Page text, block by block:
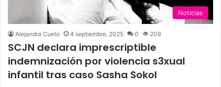
Noticias
Alejandra Cueto 4 septiembre, 2025 0 209
SCJN declara imprescriptible
indemnización por violencia s3xual
infantil tras caso Sasha Sokol